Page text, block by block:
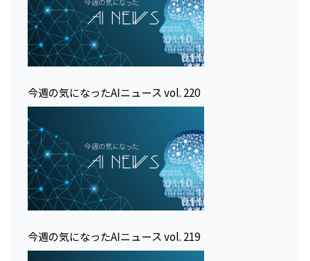
今週の気になったAIニュース vol. 220
今週の気になったAIニュース vol. 219